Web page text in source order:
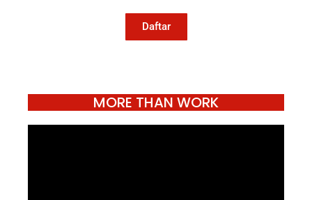
Daftar
MORE THAN WORK